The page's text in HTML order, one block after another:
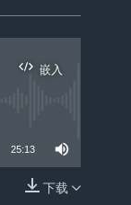
嵌入
25:13
下载